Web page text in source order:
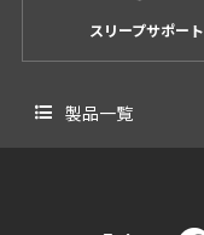
スリープサポート
製品一覧